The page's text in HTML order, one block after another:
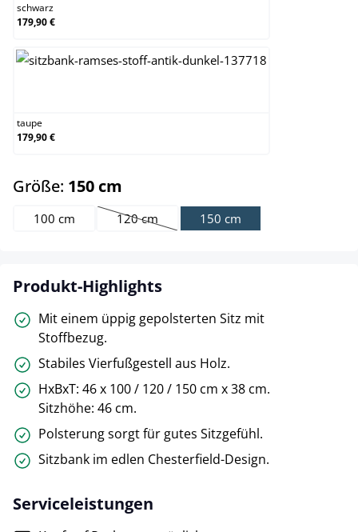
schwarz
179,90 €
taupe
179,90 €
Größe: 150 cm
100 cm 120 cm
(Diese Option ist zurzeit nicht verfügbar.)
150 cm
Produkt-Highlights
Mit einem üppig gepolsterten Sitz mit
Stoffbezug.
Stabiles Vierfußgestell aus Holz.
HxBxT: 46 x 100 / 120 / 150 cm x 38 cm.
Sitzhöhe: 46 cm.
Polsterung sorgt für gutes Sitzgefühl.
Sitzbank im edlen Chesterfield-Design.
Serviceleistungen